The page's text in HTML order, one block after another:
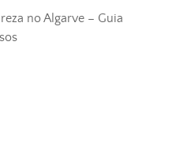
no Algarve – Guia